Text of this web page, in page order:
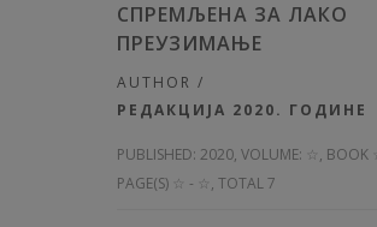
СПРЕМЉЕНА ЗА ЛАКО
ПРЕУЗИМАЊЕ
AUTHOR /
РЕДАКЦИЈА 2020. ГОДИНЕ
PUBLISHED: 2020, VOLUME: ☆ , BOOK
PAGE(S) ☆ - ☆, TOTAL 7